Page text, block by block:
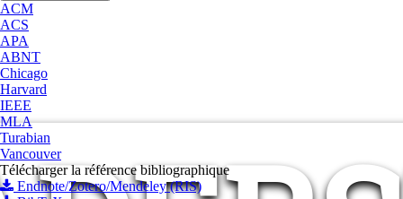
ACM
ACS
APA
ABNT
Chicago
Harvard
IEEE
MLA
Turabian
Vancouver
Télécharger la référence bibliographique
Endnote/Zotero/Mendeley (RIS)